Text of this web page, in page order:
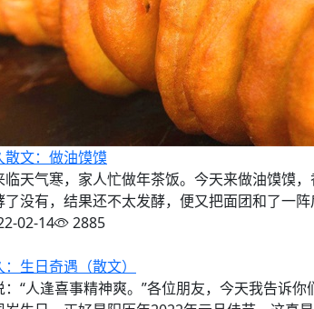
散文：做油馍馍
临天气寒，家人忙做年茶饭。今天来做油馍馍
了没有，结果还不太发酵，便又把面团和了一
02-14
2885
生日奇遇（散文）
：“人逢喜事精神爽。”各位朋友，今天我告诉